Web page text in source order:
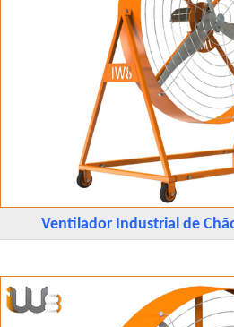
Ventilador Industrial de